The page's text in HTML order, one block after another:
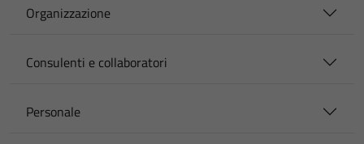
Organizzazione
Consulenti e collaboratori
Personale